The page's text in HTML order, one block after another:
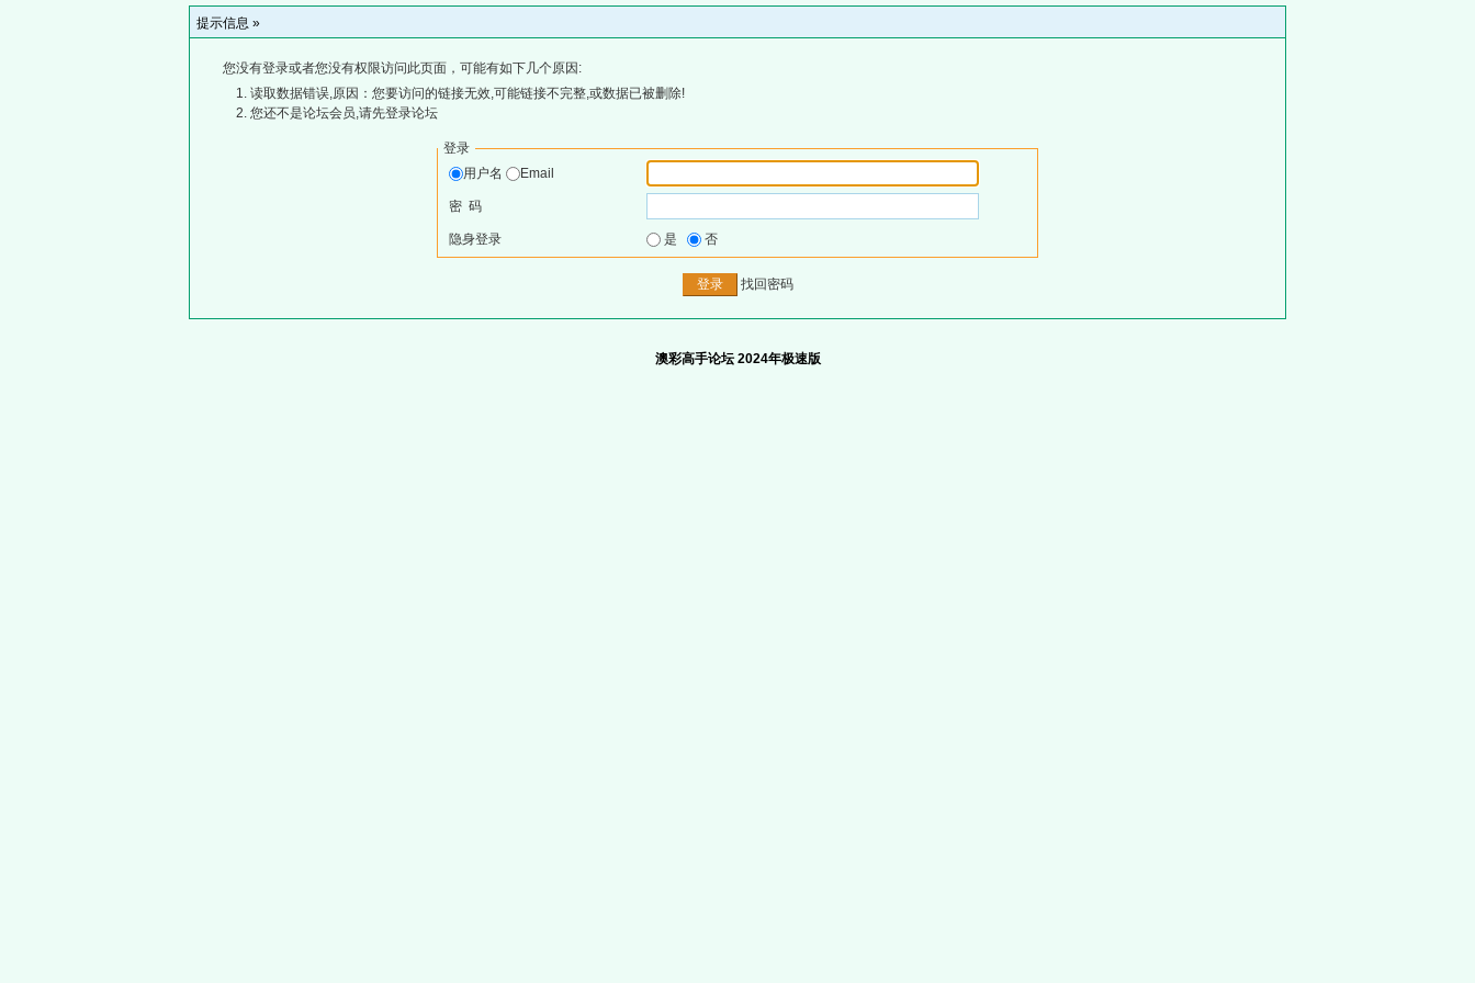
提示信息 »
您没有登录或者您没有权限访问此页面，可能有如下几个原因:
读取数据错误,原因：您要访问的链接无效,可能链接不完整,或数据已被删除!
您还不是论坛会员,请先登录论坛
登录
用户名
Email
密 码
隐身登录 是 否
找回密码
澳彩高手论坛 2024年极速版